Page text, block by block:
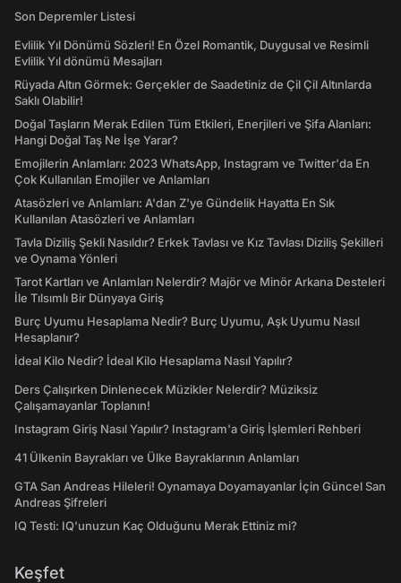
Son Depremler Listesi
Evlilik Yıl Dönümü Sözleri! En Özel Romantik, Duygusal ve Resimli
Evlilik Yıl dönümü Mesajları
Rüyada Altın Görmek: Gerçekler de Saadetiniz de Çil Çil Altınlarda
Saklı Olabilir!
Doğal Taşların Merak Edilen Tüm Etkileri, Enerjileri ve Şifa Alanları:
Hangi Doğal Taş Ne İşe Yarar?
Emojilerin Anlamları: 2023 WhatsApp, Instagram ve Twitter'da En
Çok Kullanılan Emojiler ve Anlamları
Atasözleri ve Anlamları: A'dan Z'ye Gündelik Hayatta En Sık
Kullanılan Atasözleri ve Anlamları
Tavla Diziliş Şekli Nasıldır? Erkek Tavlası ve Kız Tavlası Diziliş Şekilleri
ve Oynama Yönleri
Tarot Kartları ve Anlamları Nelerdir? Majör ve Minör Arkana Desteleri
İle Tılsımlı Bir Dünyaya Giriş
Burç Uyumu Hesaplama Nedir? Burç Uyumu, Aşk Uyumu Nasıl
Hesaplanır?
İdeal Kilo Nedir? İdeal Kilo Hesaplama Nasıl Yapılır?
Ders Çalışırken Dinlenecek Müzikler Nelerdir? Müziksiz
Çalışamayanlar Toplanın!
Instagram Giriş Nasıl Yapılır? Instagram'a Giriş İşlemleri Rehberi
41 Ülkenin Bayrakları ve Ülke Bayraklarının Anlamları
GTA San Andreas Hileleri! Oynamaya Doyamayanlar İçin Güncel San
Andreas Şifreleri
IQ Testi: IQ'unuzun Kaç Olduğunu Merak Ettiniz mi?
Keşfet